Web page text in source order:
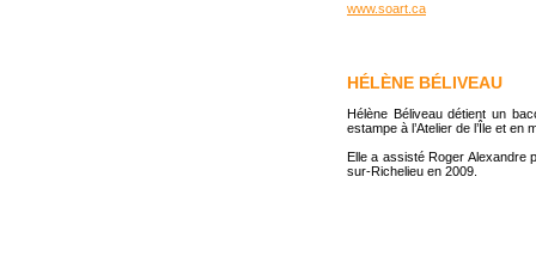
www.soart.ca
HÉLÈNE BÉLIVEAU
Hélène Béliveau détient un
estampe à l’Atelier de l’Île et en
Elle a assisté Roger Alexandre
sur-Richelieu en 2009.